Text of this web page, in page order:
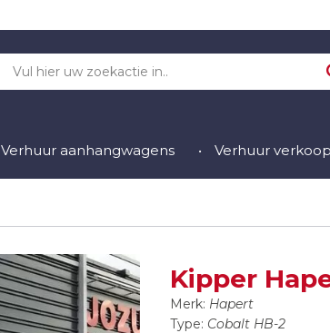
Verhuur aanhangwagens Verhuur
Kipper
Merk: Hapert
Type: Cobalt HB-2